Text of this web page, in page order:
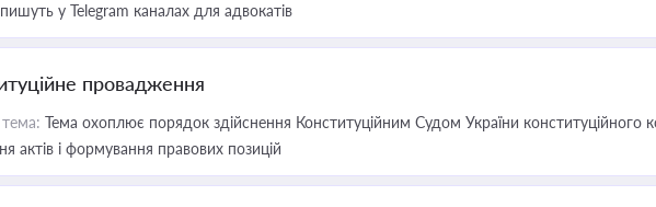
у Telegram каналах для адвокатів
провадження
Тема охоплює порядок здійснення Конституційним Судом України конституційного
актів і формування правових позицій